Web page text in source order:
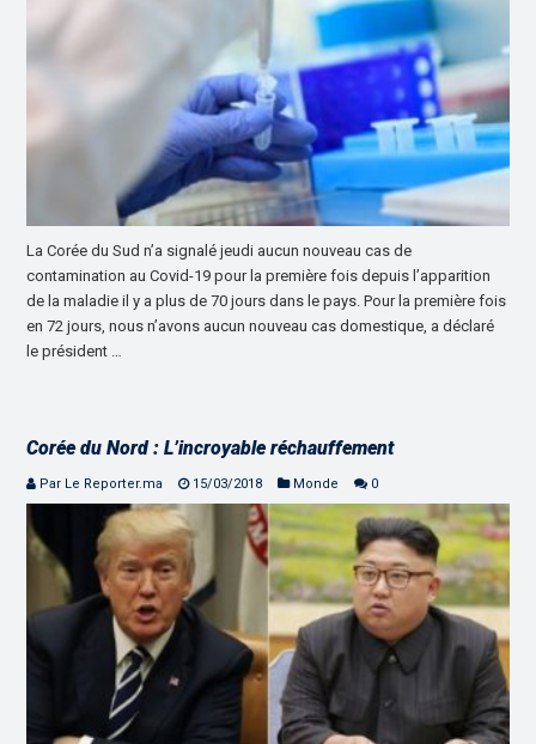
La Corée du Sud n’a signalé jeudi aucun nouveau cas de
contamination au Covid-19 pour la première fois depuis l’apparition
de la maladie il y a plus de 70 jours dans le pays. Pour la première fois
en 72 jours, nous n’avons aucun nouveau cas domestique, a déclaré
le président …
Corée du Nord : L’incroyable réchauffement
Par Le Reporter.ma 15/03/2018 Monde 0